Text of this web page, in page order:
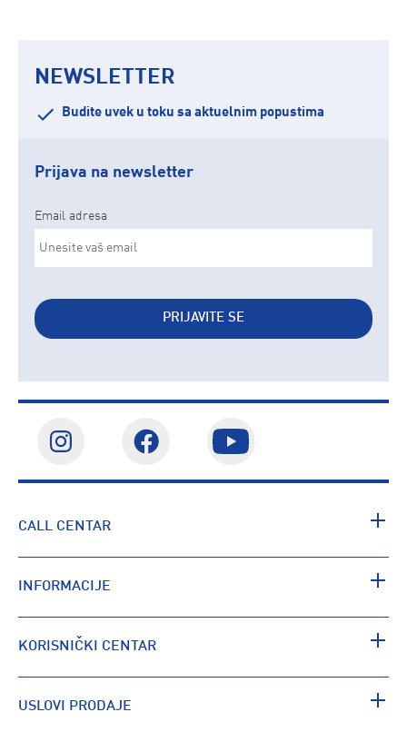
NEWSLETTER
Budite uvek u toku sa aktuelnim popustima
Prijava na newsletter
Email adresa
PRIJAVITE SE
CALL CENTAR
INFORMACIJE
KORISNIČKI CENTAR
USLOVI PRODAJE